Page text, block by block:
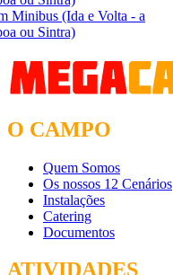
Minibus (Ida e Volta - a
ou Sintra)
O CAMPO
Quem Somos
Os nossos 12 Cenários
Instalações
Catering
Documentos
ATIVIDADES